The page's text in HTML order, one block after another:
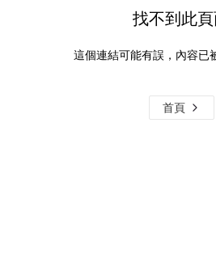
找不到此
這個連結可能有誤，內容已
首頁